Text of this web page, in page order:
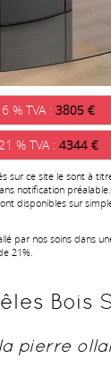
6 % TVA : 3805 €
% TVA : 4344 €
sur ce site le sont à
notification préalable.
disponibles sur
par nos soins dans
21%.
Bois
pierre